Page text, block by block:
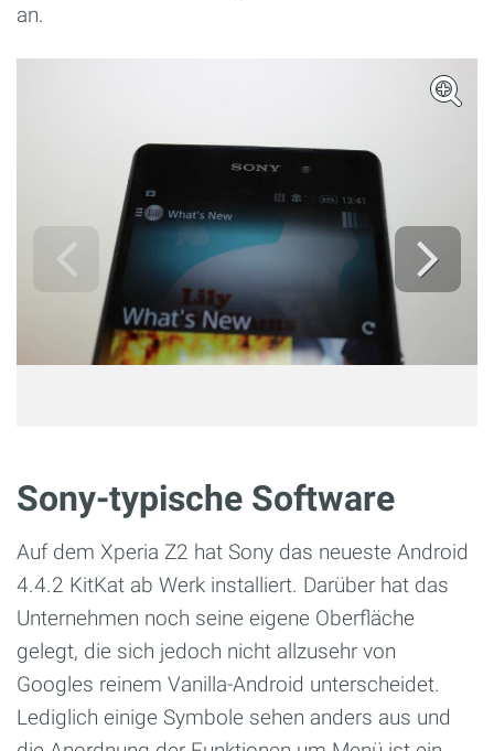
an.
Sony-typische Software
Auf dem Xperia Z2 hat Sony das neueste Android
4.4.2 KitKat ab Werk installiert. Darüber hat das
Unternehmen noch seine eigene Oberfläche
gelegt, die sich jedoch nicht allzusehr von
Googles reinem Vanilla-Android unterscheidet.
Lediglich einige Symbole sehen anders aus und